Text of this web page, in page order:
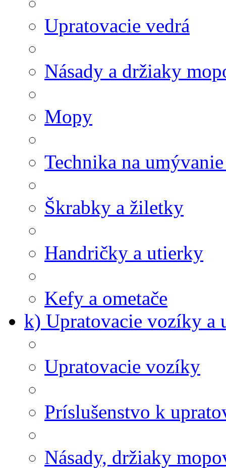
Upratovacie vedrá
Násady a držiaky
Mopy
Technika na
Škrabky a žiletky
Handričky a utierky
Kefy a ometače
k) Upratovacie vozíky a
Upratovacie vozíky
Príslušenstvo k
Násady, držiaky